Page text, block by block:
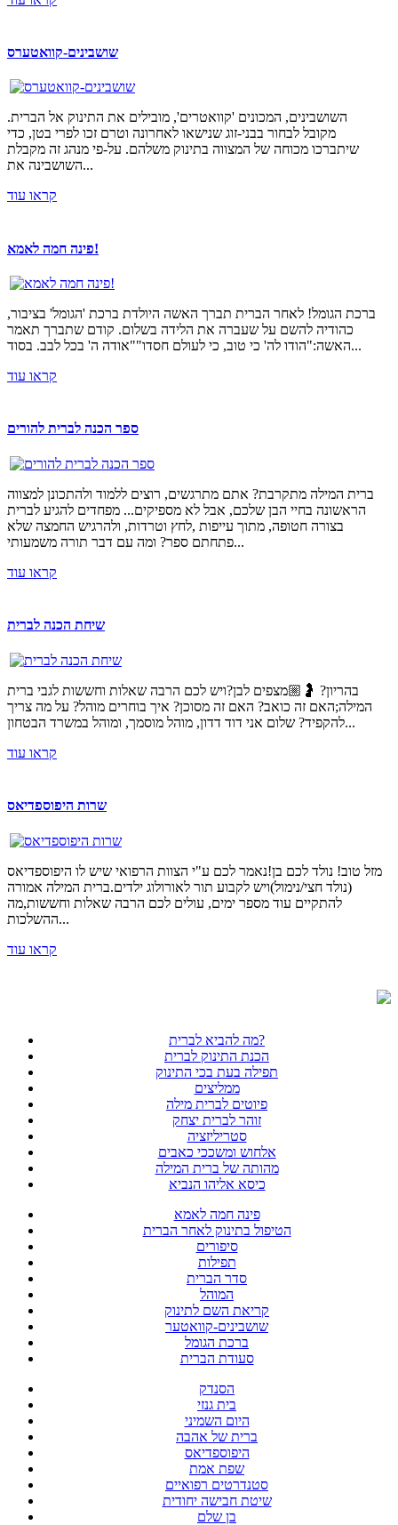
שושבינים-קוואטערס
השושבינים, המכונים 'קוואטרים', מובילים את התינוק אל הברית.
מקובל לבחור בבני-זוג שנישאו לאחרונה וטרם זכו לפרי בטן, כדי
שיתברכו מכוחה של המצווה בתינוק משלהם. על-פי מנהג זה מקבלת
השושבינה את...
קראו עוד
פינה חמה לאמא!
ברכת הגומל! לאחר הברית תברך האשה היולדת ברכת 'הגומל' בציבור,
כהודיה להשם על שעברה את הלידה בשלום. קודם שתברך תאמר
האשה:"הודו לה' כי טוב, כי לעולם חסדו""אודה ה' בכל לבב. בסוד...
קראו עוד
ספר הכנה לברית להורים
ברית המילה מתקרבת? אתם מתרגשים, רוצים ללמוד ולהתכונן למצווה
הראשונה בחיי הבן שלכם, אבל לא מספיקים... מפחדים להגיע לברית
בצורה חטופה, מתוך עייפות ,לחץ וטרדות, ולהרגיש החמצה שלא
פתחתם ספר? ומה עם דבר תורה משמעותי...
קראו עוד
שיחת הכנה לברית
בהריון? 🤰🏼מצפים לבן?ויש לכם הרבה שאלות וחששות לגבי ברית
המילה;האם זה כואב? האם זה מסוכן? איך בוחרים מוהל? על מה צריך
להקפיד? שלום אני דוד דדון, מוהל מוסמך, ומוהל במשרד הבטחון...
קראו עוד
שרות היפוספדיאס
מזל טוב! נולד לכם בן!נאמר לכם ע"י הצוות הרפואי שיש לו היפוספדיאס
(נולד חצי/נימול)ויש לקבוע תור לאורולוג ילדים.ברית המילה אמורה
להתקיים עוד מספר ימים, עולים לכם הרבה שאלות וחששות,מה
ההשלכות...
קראו עוד
מה להביא לברית?
הכנת התינוק לברית
תפילה בעת בכי התינוק
ממליצים
פיוטים לברית מילה
זוהר לברית יצחק
סטריליזציה
אלחוש ומשככי כאבים
מהותה של ברית המילה
כיסא אליהו הנביא
פינה חמה לאמא
הטיפול בתינוק לאחר הברית
סיפורים
תפילות
סדר הברית
המוהל
קריאת השם לתינוק
שושבינים-קוואטער
ברכת הגומל
סעודת הברית
הסנדק
בית גנזי
היום השמיני
ברית של אהבה
היפוספדיאס
שפת אמת
סטנדרטים רפואיים
שיטת חבישה יחודית
בן שלם